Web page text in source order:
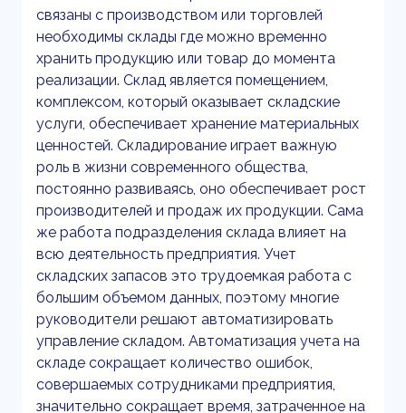
связаны с производством или торговлей
необходимы склады где можно временно
хранить продукцию или товар до момента
реализации. Склад является помещением,
комплексом, который оказывает складские
услуги, обеспечивает хранение материальных
ценностей. Складирование играет важную
роль в жизни современного общества,
постоянно развиваясь, оно обеспечивает рост
производителей и продаж их продукции. Сама
же работа подразделения склада влияет на
всю деятельность предприятия. Учет
складских запасов это трудоемкая работа с
большим объемом данных, поэтому многие
руководители решают автоматизировать
управление складом. Автоматизация учета на
складе сокращает количество ошибок,
совершаемых сотрудниками предприятия,
значительно сокращает время, затраченное на